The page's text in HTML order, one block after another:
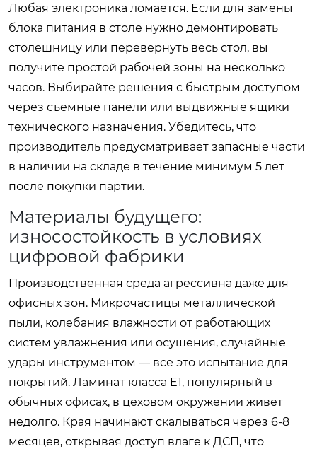
Любая электроника ломается. Если для замены
блока питания в столе нужно демонтировать
столешницу или перевернуть весь стол, вы
получите простой рабочей зоны на несколько
часов. Выбирайте решения с быстрым доступом
через съемные панели или выдвижные ящики
технического назначения. Убедитесь, что
производитель предусматривает запасные части
в наличии на складе в течение минимум 5 лет
после покупки партии.
Материалы будущего:
износостойкость в условиях
цифровой фабрики
Производственная среда агрессивна даже для
офисных зон. Микрочастицы металлической
пыли, колебания влажности от работающих
систем увлажнения или осушения, случайные
удары инструментом — все это испытание для
покрытий. Ламинат класса E1, популярный в
обычных офисах, в цеховом окружении живет
недолго. Края начинают скалываться через 6-8
месяцев, открывая доступ влаге к ДСП, что